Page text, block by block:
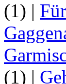
(1) |
(1) |